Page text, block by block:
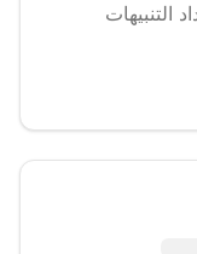
التنبيهات